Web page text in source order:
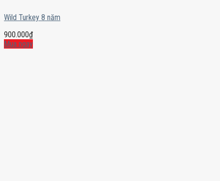
Wild Turkey 8 năm
900.000₫
Mua ngay